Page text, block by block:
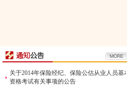
关于2014年保险经纪、保险公估从业人员基本
资格考试有关事项的公告